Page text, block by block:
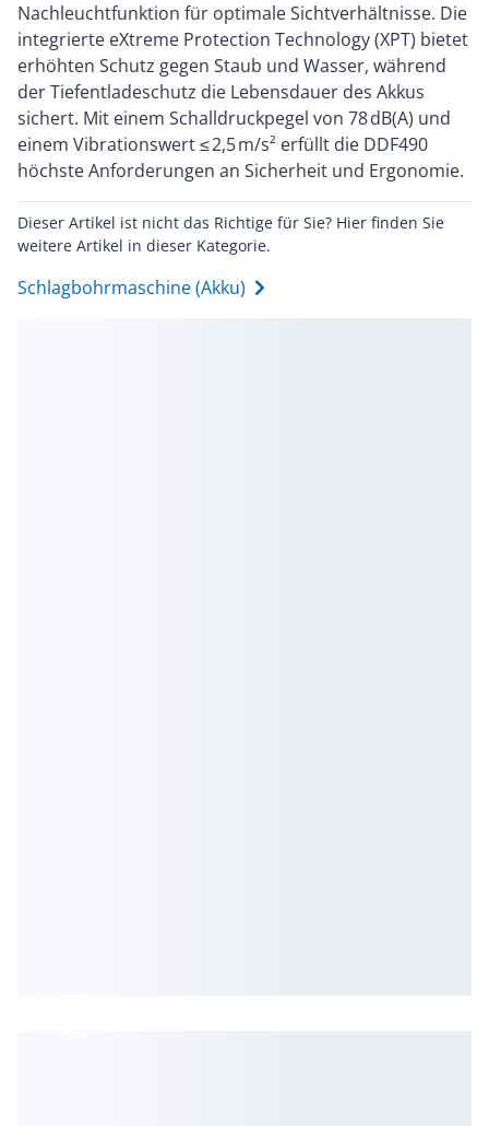
Nachleuchtfunktion für optimale Sichtverhältnisse. Die
integrierte eXtreme Protection Technology (XPT) bietet
erhöhten Schutz gegen Staub und Wasser, während
der Tiefentladeschutz die Lebensdauer des Akkus
sichert. Mit einem Schalldruckpegel von 78 dB(A) und
einem Vibrationswert ≤ 2,5 m/s² erfüllt die DDF490
höchste Anforderungen an Sicherheit und Ergonomie.
Dieser Artikel ist nicht das Richtige für Sie? Hier finden Sie
weitere Artikel in dieser Kategorie.
Schlagbohrmaschine (Akku)